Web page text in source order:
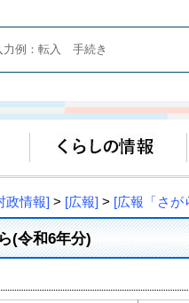
政情報] > [広報] > [広報「さが
(令和6年分)